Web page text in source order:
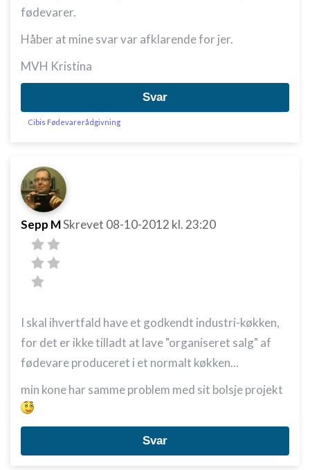
fødevarer.
Håber at mine svar var afklarende for jer.
MVH Kristina
Svar
Cibis Fødevarerådgivning
Sepp MSkrevet 08-10-2012 kl. 23:20
I skal ihvertfald have et godkendt industri-køkken,
for det er ikke tilladt at lave "organiseret salg" af
fødevare produceret i et normalt køkken...
min kone har samme problem med sit bolsje projekt
Svar